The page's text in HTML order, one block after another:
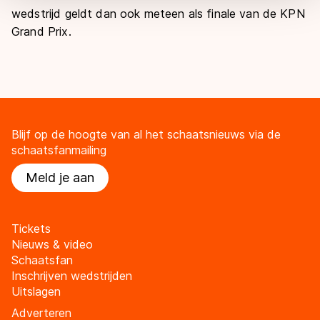
wedstrijd geldt dan ook meteen als finale van de KPN
Grand Prix.
Blijf op de hoogte van al het schaatsnieuws via de
schaatsfanmailing
Meld je aan
Tickets
Nieuws & video
Schaatsfan
Inschrijven wedstrijden
Uitslagen
Adverteren